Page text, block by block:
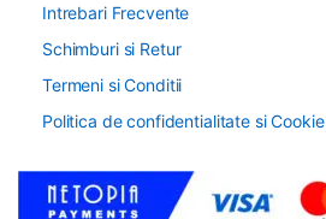
Intrebari Frecvente
Schimburi si Retur
Termeni si Conditii
Politica de confidentialitate si Cookie